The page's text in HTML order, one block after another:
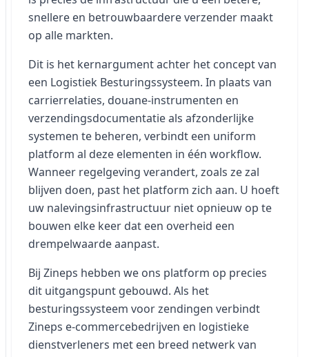
snellere en betrouwbaardere verzender maakt
op alle markten.
Dit is het kernargument achter het concept van
een Logistiek Besturingssysteem. In plaats van
carrierrelaties, douane-instrumenten en
verzendingsdocumentatie als afzonderlijke
systemen te beheren, verbindt een uniform
platform al deze elementen in één workflow.
Wanneer regelgeving verandert, zoals ze zal
blijven doen, past het platform zich aan. U hoeft
uw nalevingsinfrastructuur niet opnieuw op te
bouwen elke keer dat een overheid een
drempelwaarde aanpast.
Bij Zineps hebben we ons platform op precies
dit uitgangspunt gebouwd. Als het
besturingssysteem voor zendingen verbindt
Zineps e-commercebedrijven en logistieke
dienstverleners met een breed netwerk van